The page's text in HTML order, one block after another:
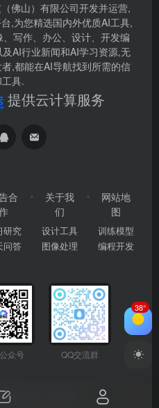
佛山）有限公司开发并运营,
,为您精选国内外优质AI工具,
写作、办公、设计、开发编
AI行业新闻和AI学习资源,无
,都能在AI导航找到所需的信
具.
提供云计算服务
合
研究
问答
关于我
们
设计工具
图像处理
网站地
图
训练模型
编程开发
众号 QQ交流群
ICP备2024177666号
38°